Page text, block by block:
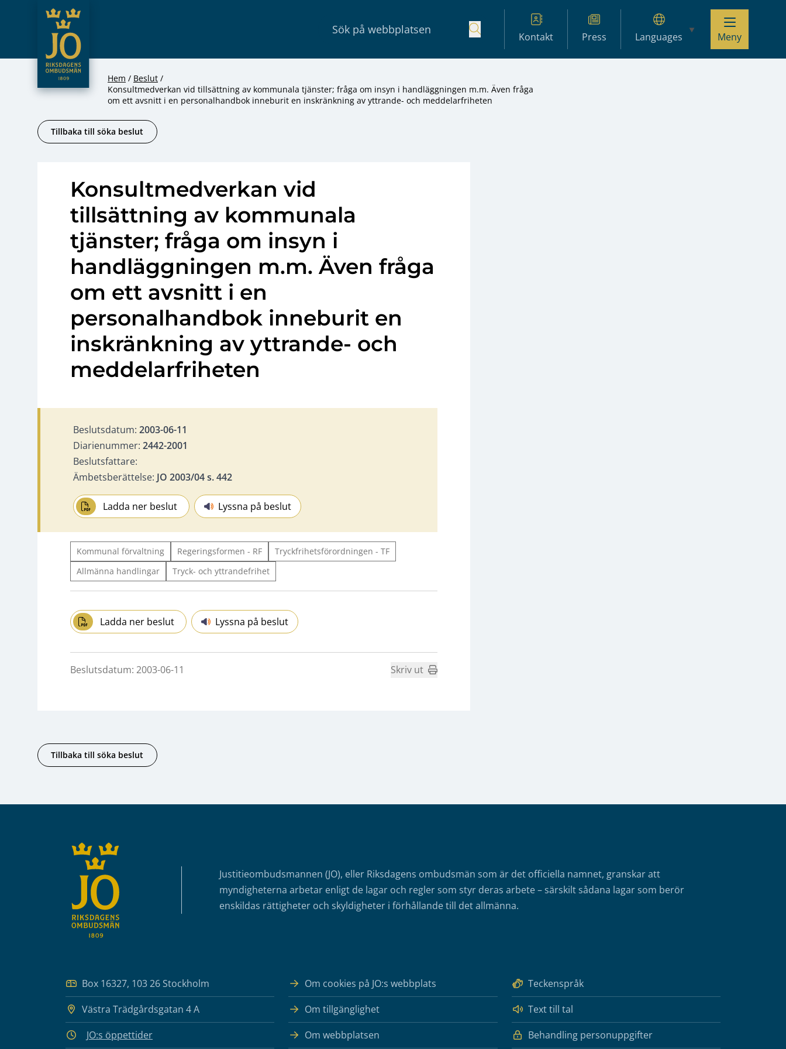
Hoppa till innehåll
JO – Riksdagens Ombudsmän
Kontakt Press Languages Meny
Hem
Beslut
Konsultmedverkan vid tillsättning av kommunala tjänster; fråga om insyn i handläggningen m.m. Även fråga
om ett avsnitt i en personalhandbok inneburit en inskränkning av yttrande- och meddelarfriheten
Tillbaka till söka beslut
Konsultmedverkan vid
tillsättning av kommunala
tjänster; fråga om insyn i
handläggningen m.m. Även fråga
om ett avsnitt i en
personalhandbok inneburit en
inskränkning av yttrande- och
meddelarfriheten
Beslutsdatum: 2003-06-11
Diarienummer: 2442-2001
Beslutsfattare:
Ämbetsberättelse: JO 2003/04 s. 442
Ladda ner beslut Lyssna på beslut
Kommunal förvaltning Regeringsformen - RF
Tryckfrihetsförordningen - TF
Allmänna handlingar
Tryck- och yttrandefrihet
Ladda ner beslut Lyssna på beslut
Beslutsdatum: 2003-06-11 Skriv ut
Tillbaka till söka beslut
Justitieombudsmannen (JO), eller Riksdagens ombudsmän som är det officiella namnet, granskar att
myndigheterna arbetar enligt de lagar och regler som styr deras arbete – särskilt sådana lagar som berör
enskildas rättigheter och skyldigheter i förhållande till det allmänna.
Box 16327, 103 26 Stockholm
Västra Trädgårdsgatan 4 A
JO:s öppettider
Om cookies på JO:s webbplats
Teckenspråk
Om tillgänglighet
Text till tal
Om webbplatsen
Behandling personuppgifter